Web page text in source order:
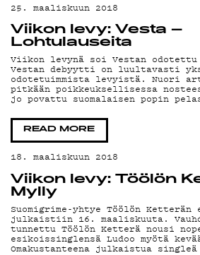
25. maaliskuun 2018
Viikon levy: Vesta –
Lohtulauseita
Viikon levynä soi Vestan
Vestan debyytti on luultavasti
odotetuimmista levyistä. Nuori
pitkään poikkeuksellisessa
jo povattu suomalaisen popin
READ MORE
18. maaliskuun 2018
Viikon levy: Töölön
Mylly
Suomigrime-yhtye Töölön Ketterän
julkaistiin 16. maaliskuuta.
tunnettu Töölön Ketterä nousi
esikoissinglensä Ludoo myötä
Omakustanteena julkaistua